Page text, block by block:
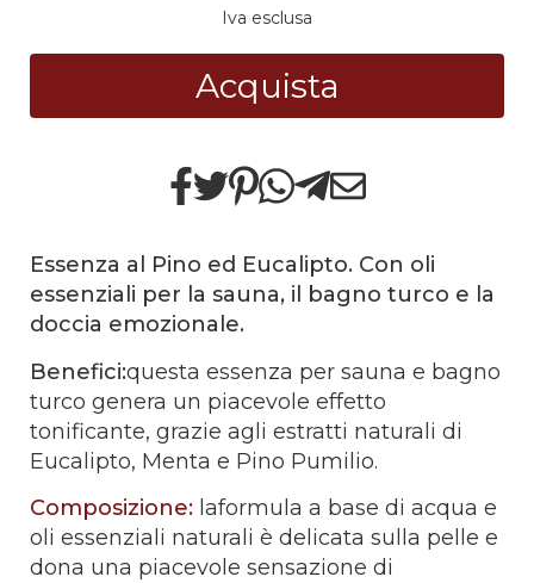
Iva esclusa
Acquista
Essenza al Pino ed Eucalipto. Con oli
essenziali per la sauna, il bagno turco e la
doccia emozionale.
Benefici:questa essenza per sauna e bagno
turco genera un piacevole effetto
tonificante, grazie agli estratti naturali di
Eucalipto, Menta e Pino Pumilio.
Composizione: laformula a base di acqua e
oli essenziali naturali è delicata sulla pelle e
dona una piacevole sensazione di